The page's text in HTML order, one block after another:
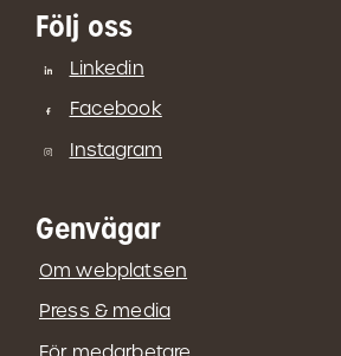
Följ oss
Linkedin
Facebook
Instagram
Genvägar
Om webplatsen
Press & media